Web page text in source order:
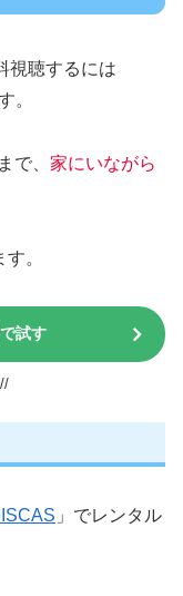
視聴するには
。
で、 家にいながら
。
試す
」でレンタル